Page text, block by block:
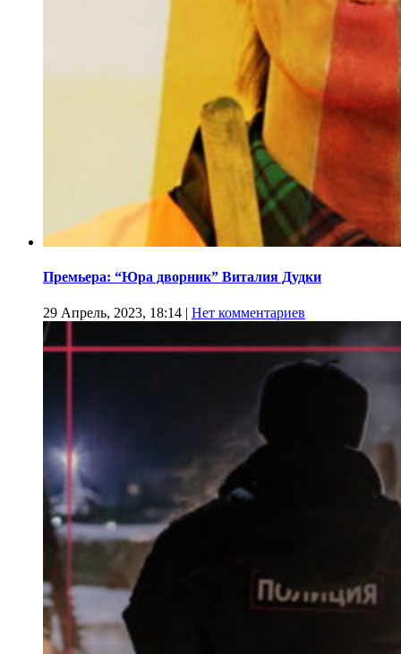
Премьера: “Юра дворник” Виталия Дудки
29 Апрель, 2023, 18:14 | Нет комментариев